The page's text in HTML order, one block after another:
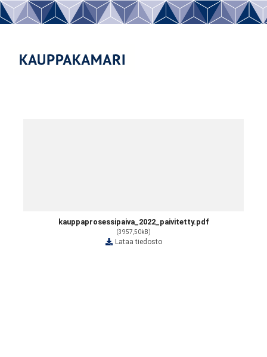
kauppaprosessipaiva_2022_paivitetty.pdf
(3957,50kB)
Lataa tiedosto